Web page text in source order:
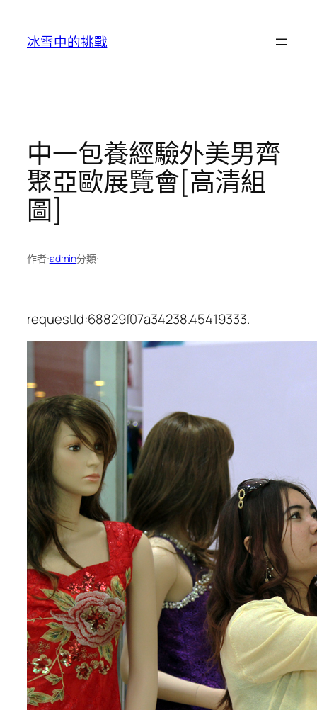
冰雪中的挑戰
中一包養經驗外美男齊
聚亞歐展覽會[高清組
圖]
作者:admin分類:
requestId:68829f07a34238.45419333.